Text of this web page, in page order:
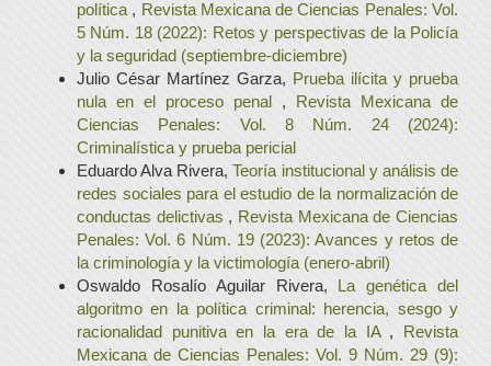
política , Revista Mexicana de Ciencias Penales: Vol.
5 Núm. 18 (2022): Retos y perspectivas de la Policía
y la seguridad (septiembre-diciembre)
Julio César Martínez Garza, Prueba ilícita y prueba
nula en el proceso penal , Revista Mexicana de
Ciencias Penales: Vol. 8 Núm. 24 (2024):
Criminalística y prueba pericial
Eduardo Alva Rivera,Teoría institucional y análisis de
redes sociales para el estudio de la normalización de
conductas delictivas , Revista Mexicana de Ciencias
Penales: Vol. 6 Núm. 19 (2023): Avances y retos de
la criminología y la victimología (enero-abril)
Oswaldo Rosalío Aguilar Rivera, La genética del
algoritmo en la política criminal: herencia, sesgo y
racionalidad punitiva en la era de la IA , Revista
Mexicana de Ciencias Penales: Vol. 9 Núm. 29 (9):